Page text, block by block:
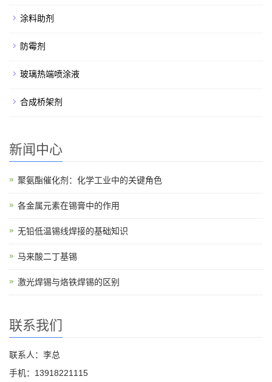
涂料助剂
防霉剂
玻璃热端喷涂液
合成桥架剂
新闻中心
聚氨酯催化剂：化学工业中的关键角色
各金属元素在锡膏中的作用
无铅低温锡线焊接的基础知识
马来酸二丁基锡
激光焊锡与烙铁焊锡的区别
联系我们
联系人：李总
手机：13918221115